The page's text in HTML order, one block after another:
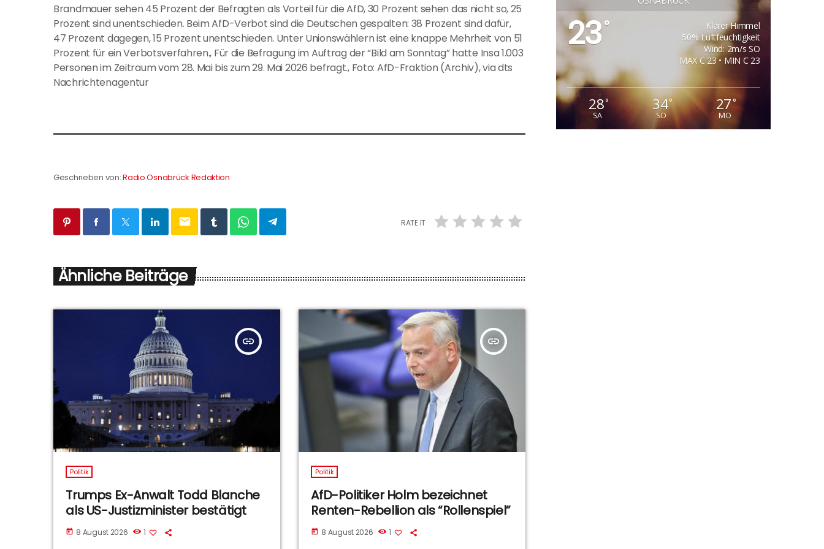
Brandmauer sehen 45 Prozent der Befragten als Vorteil für die AfD, 30 Prozent sehen das nicht so, 25
Prozent sind unentschieden. Beim AfD-Verbot sind die Deutschen gespalten: 38 Prozent sind dafür,
47 Prozent dagegen, 15 Prozent unentschieden. Unter Unionswählern ist eine knappe Mehrheit von 51
Prozent für ein Verbotsverfahren., Für die Befragung im Auftrag der “Bild am Sonntag” hatte Insa 1.003
Personen im Zeitraum vom 28. Mai bis zum 29. Mai 2026 befragt., Foto: AfD-Fraktion (Archiv), via dts
Nachrichtenagentur
Geschrieben von:Radio Osnabrück Redaktion
email RATE IT
Ähnliche Beiträge
insert_link
Politik
Trumps Ex-Anwalt Todd Blanche
als US-Justizminister bestätigt
today 8 August 2026 1
insert_link
Politik
AfD-Politiker Holm bezeichnet
Renten-Rebellion als “Rollenspiel”
today 8 August 2026 1
23°
Klarer Himmel
50% Luftfeuchtigkeit
Wind: 2m/s SO
MAX C 23 • MIN C 23
28°
SA
34°
SO
27°
MO